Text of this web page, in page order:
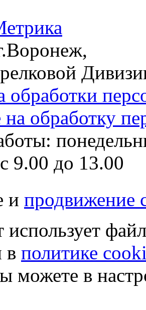
обработки
на обработку
9.00 до 13.00
и продвижение
в политике
можете в